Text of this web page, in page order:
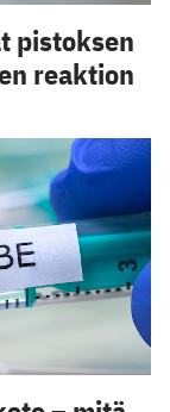
pistoksen
reaktion